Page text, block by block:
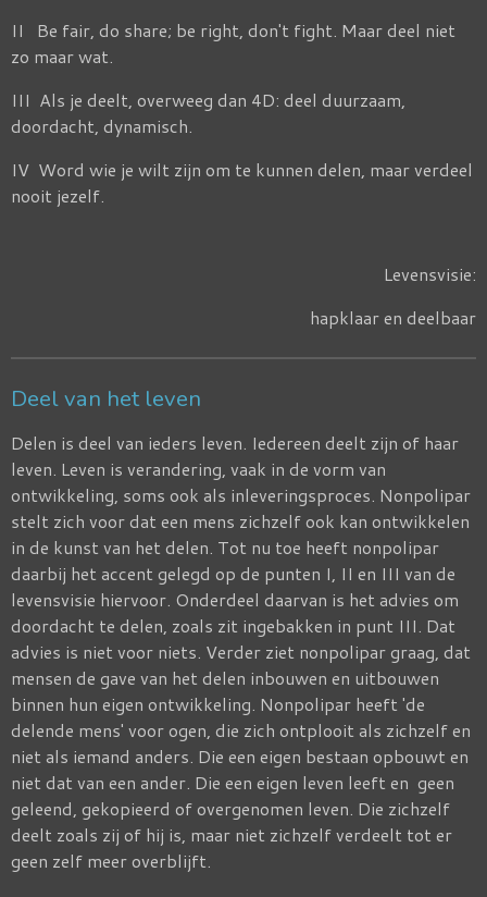
II Be fair, do share; be right, don't fight. Maar deel niet
zo maar wat.
III Als je deelt, overweeg dan 4D: deel duurzaam,
doordacht, dynamisch.
IV Word wie je wilt zijn om te kunnen delen, maar verdeel
nooit jezelf.
Levensvisie:
hapklaar en deelbaar
Deel van het leven
Delen is deel van ieders leven. Iedereen deelt zijn of haar
leven. Leven is verandering, vaak in de vorm van
ontwikkeling, soms ook als inleveringsproces. Nonpolipar
stelt zich voor dat een mens zichzelf ook kan ontwikkelen
in de kunst van het delen. Tot nu toe heeft nonpolipar
daarbij het accent gelegd op de punten I, II en III van de
levensvisie hiervoor. Onderdeel daarvan is het advies om
doordacht te delen, zoals zit ingebakken in punt III. Dat
advies is niet voor niets. Verder ziet nonpolipar graag, dat
mensen de gave van het delen inbouwen en uitbouwen
binnen hun eigen ontwikkeling. Nonpolipar heeft 'de
delende mens' voor ogen, die zich ontplooit als zichzelf en
niet als iemand anders. Die een eigen bestaan opbouwt en
niet dat van een ander. Die een eigen leven leeft en geen
geleend, gekopieerd of overgenomen leven. Die zichzelf
deelt zoals zij of hij is, maar niet zichzelf verdeelt tot er
geen zelf meer overblijft.